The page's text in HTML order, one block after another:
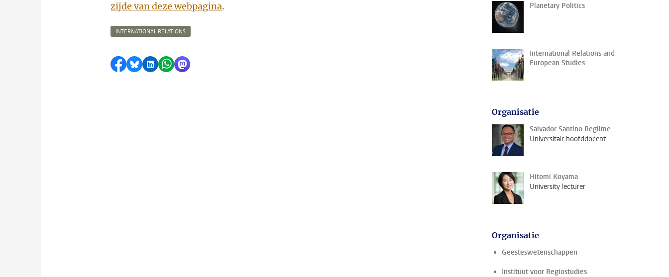
zijde van deze webpagina.
INTERNATIONAL RELATIONS
Delen op Facebook
Delen via Bluesky
Delen op LinkedIn
Delen via WhatsApp
Delen via Mastodon
Planetary Politics
International Relations and
European Studies
Organisatie
Salvador Santino Regilme
Universitair hoofddocent
Hitomi Koyama
University lecturer
Organisatie
Geesteswetenschappen
Instituut voor Regiostudies